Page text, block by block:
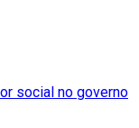
social no governo